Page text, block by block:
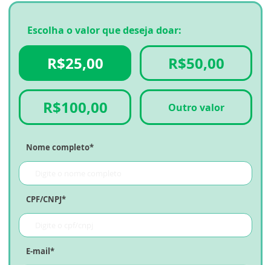
Escolha o valor que deseja doar:
R$25,00 R$50,00
R$100,00 Outro valor
Nome completo*
CPF/CNPJ*
E-mail*